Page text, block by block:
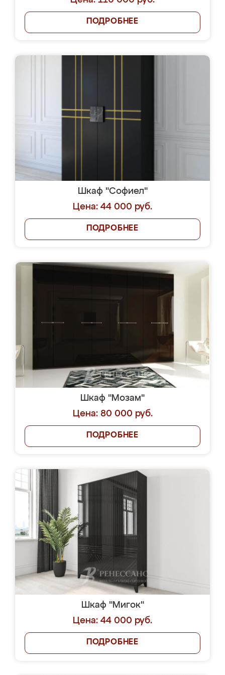
ПОДРОБНЕЕ
Шкаф "Софиел"
Цена: 44 000 руб.
ПОДРОБНЕЕ
Шкаф "Мозам"
Цена: 80 000 руб.
ПОДРОБНЕЕ
Шкаф "Мигок"
Цена: 44 000 руб.
ПОДРОБНЕЕ